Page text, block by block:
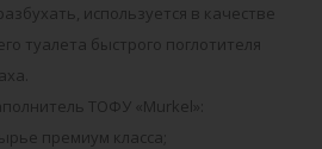
используется в качестве
туалета быстрого поглотителя
ТОФУ «Murkel»:
премиум класса;